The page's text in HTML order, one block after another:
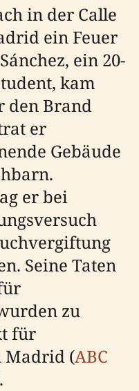
in der Calle
ein Feuer
ein 20-
kam
den Brand
er
Gebäude
er bei
Seine Taten
zu
für
Madrid (ABC